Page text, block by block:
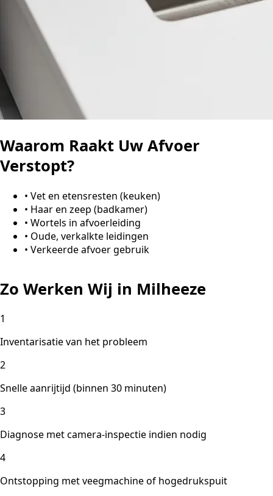
Waarom Raakt Uw Afvoer
Verstopt?
• Vet en etensresten (keuken)
• Haar en zeep (badkamer)
• Wortels in afvoerleiding
• Oude, verkalkte leidingen
• Verkeerde afvoer gebruik
Zo Werken Wij in Milheeze
1
Inventarisatie van het probleem
2
Snelle aanrijtijd (binnen 30 minuten)
3
Diagnose met camera-inspectie indien nodig
4
Ontstopping met veegmachine of hogedrukspuit